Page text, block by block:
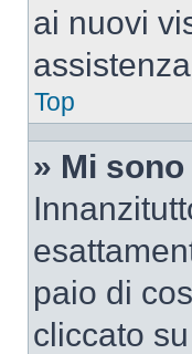
ai nuovi
Top
» Mi
paio di
cliccato su